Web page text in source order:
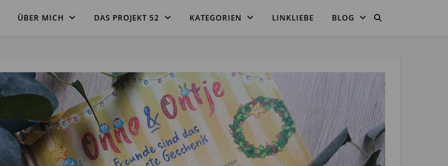
ÜBER MICH DAS PROJEKT 52 KATEGORIEN LINKLIEBE BLOG